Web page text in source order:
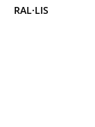
RAL·LIS